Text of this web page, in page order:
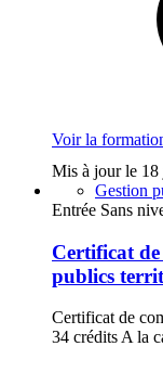
Voir la
Mis à jour le
Gestion
Entrée Sans
Certificat de
publics
Certificat de
34 crédits A la